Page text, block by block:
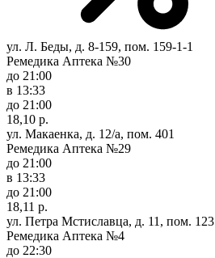
ул. Л. Беды, д. 8-159, пом. 159-1-1
Ремедика Аптека №30
до 21:00
в 13:33
до 21:00
18,10 р.
ул. Макаенка, д. 12/а, пом. 401
Ремедика Аптека №29
до 21:00
в 13:33
до 21:00
18,11 р.
ул. Петра Мстиславца, д. 11, пом. 123
Ремедика Аптека №4
до 22:30